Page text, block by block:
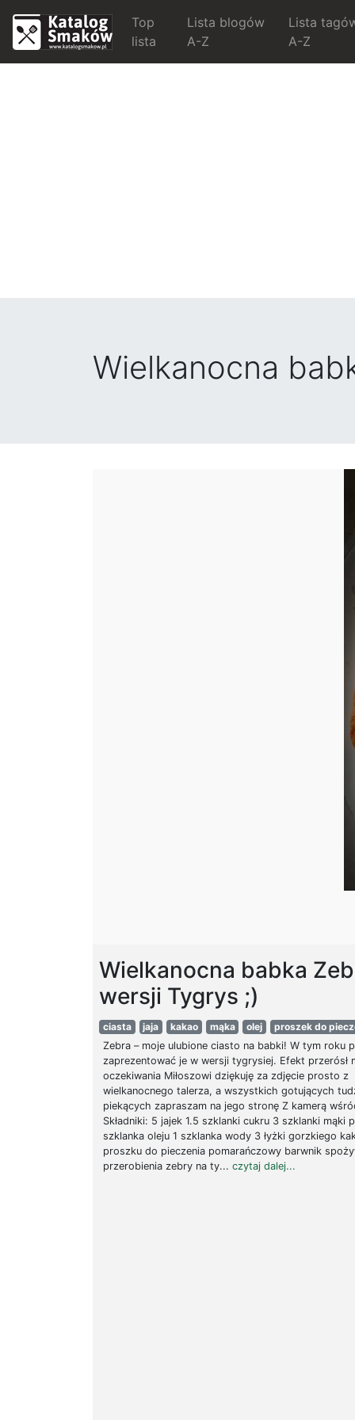
Top
lista
Lista blogów
A-Z
Lista
A-Z
Wielkanocna
Wielkanocna babka
wersji Tygrys ;)
ciasta jaja kakao mąka olej proszek do
Zebra – moje ulubione ciasto na babki! W tym roku
zaprezentować je w wersji tygrysiej. Efekt przerósł
oczekiwania Miłoszowi dziękuję za zdjęcie prosto z
wielkanocnego talerza, a wszystkich gotujących
piekących zapraszam na jego stronę Z kamerą
Składniki: 5 jajek 1.5 szklanki cukru 3 szklanki mąki
szklanka oleju 1 szklanka wody 3 łyżki gorzkiego
proszku do pieczenia pomarańczowy barwnik
przerobienia zebry na ty... czytaj dalej...